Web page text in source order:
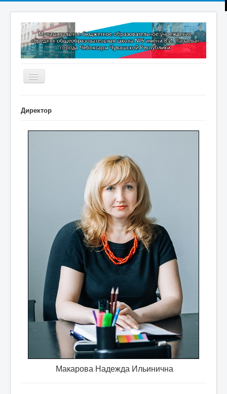
Включить/
выключить
Прокуратура разъясняет
ПРИЕМ В 1 КЛАСС
специалист по охране труда, учитель
Директор
Макарова Надежда Ильинична